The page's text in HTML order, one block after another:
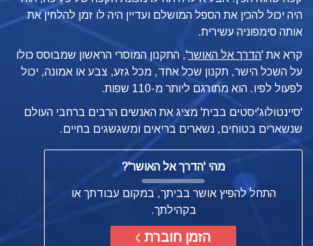
היה יכול להכין את הספל המושלם ועדיין היה לו זמן להלחין את
אותה סימפוניה עשירית.
קרא את 'הדרך אל האושר', התקנון המוסרי הראשון שמבוסס כולו
על השכל הישר, תקנון שכל אחד, מכל גזע, צבע או אמונה, יכול
לפעול לפיו. הוא מתורגם ליותר מ-110 שפות.
'סיינטולוג'יסטים בבית' מציג את האנשים הרבים ברחבי העולם
שנשארים בטוחים, נשארים בריאים ומשגשגים בחיים.
מהי 'הדרך אל האושר'?
התחל להפיץ אושר בביתך, במקום עבודתך או
בקהילתך.
הזמן חוברת